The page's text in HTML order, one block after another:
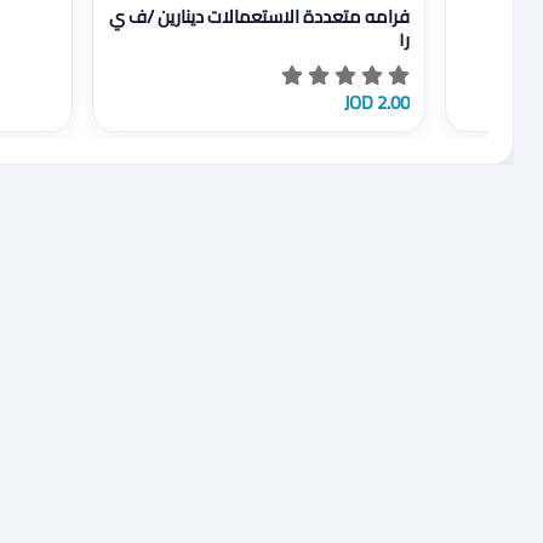
فرامه متعددة الاستعمالات دينارين /ف ي
ر١
2.00 JOD